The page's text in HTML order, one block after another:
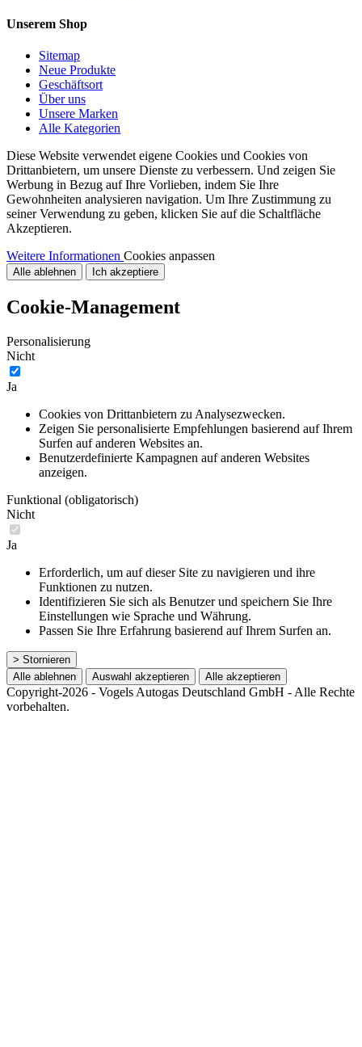
Unserem Shop
Sitemap
Neue Produkte
Geschäftsort
Über uns
Unsere Marken
Alle Kategorien
Diese Website verwendet eigene Cookies und Cookies von
Drittanbietern, um unsere Dienste zu verbessern. Und zeigen Sie
Werbung in Bezug auf Ihre Vorlieben, indem Sie Ihre
Gewohnheiten analysieren navigation. Um Ihre Zustimmung zu
seiner Verwendung zu geben, klicken Sie auf die Schaltfläche
Akzeptieren.
Weitere Informationen Cookies anpassen
Alle ablehnen Ich akzeptiere
Cookie-Management
Personalisierung
Nicht
Ja
Cookies von Drittanbietern zu Analysezwecken.
Zeigen Sie personalisierte Empfehlungen basierend auf Ihrem
Surfen auf anderen Websites an.
Benutzerdefinierte Kampagnen auf anderen Websites
anzeigen.
Funktional (obligatorisch)
Nicht
Ja
Erforderlich, um auf dieser Site zu navigieren und ihre
Funktionen zu nutzen.
Identifizieren Sie sich als Benutzer und speichern Sie Ihre
Einstellungen wie Sprache und Währung.
Passen Sie Ihre Erfahrung basierend auf Ihrem Surfen an.
> Stornieren
Alle ablehnen
Auswahl akzeptieren Alle akzeptieren
Copyright-2026 - Vogels Autogas Deutschland GmbH - Alle Rechte
vorbehalten.